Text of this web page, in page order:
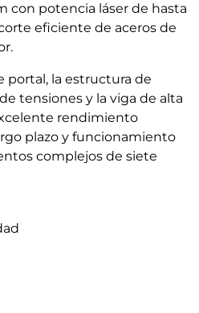
con potencia láser de hasta
eficiente de aceros de
portal, la estructura de
tensiones y la viga de alta
rendimiento
plazo y funcionamiento
complejos de siete